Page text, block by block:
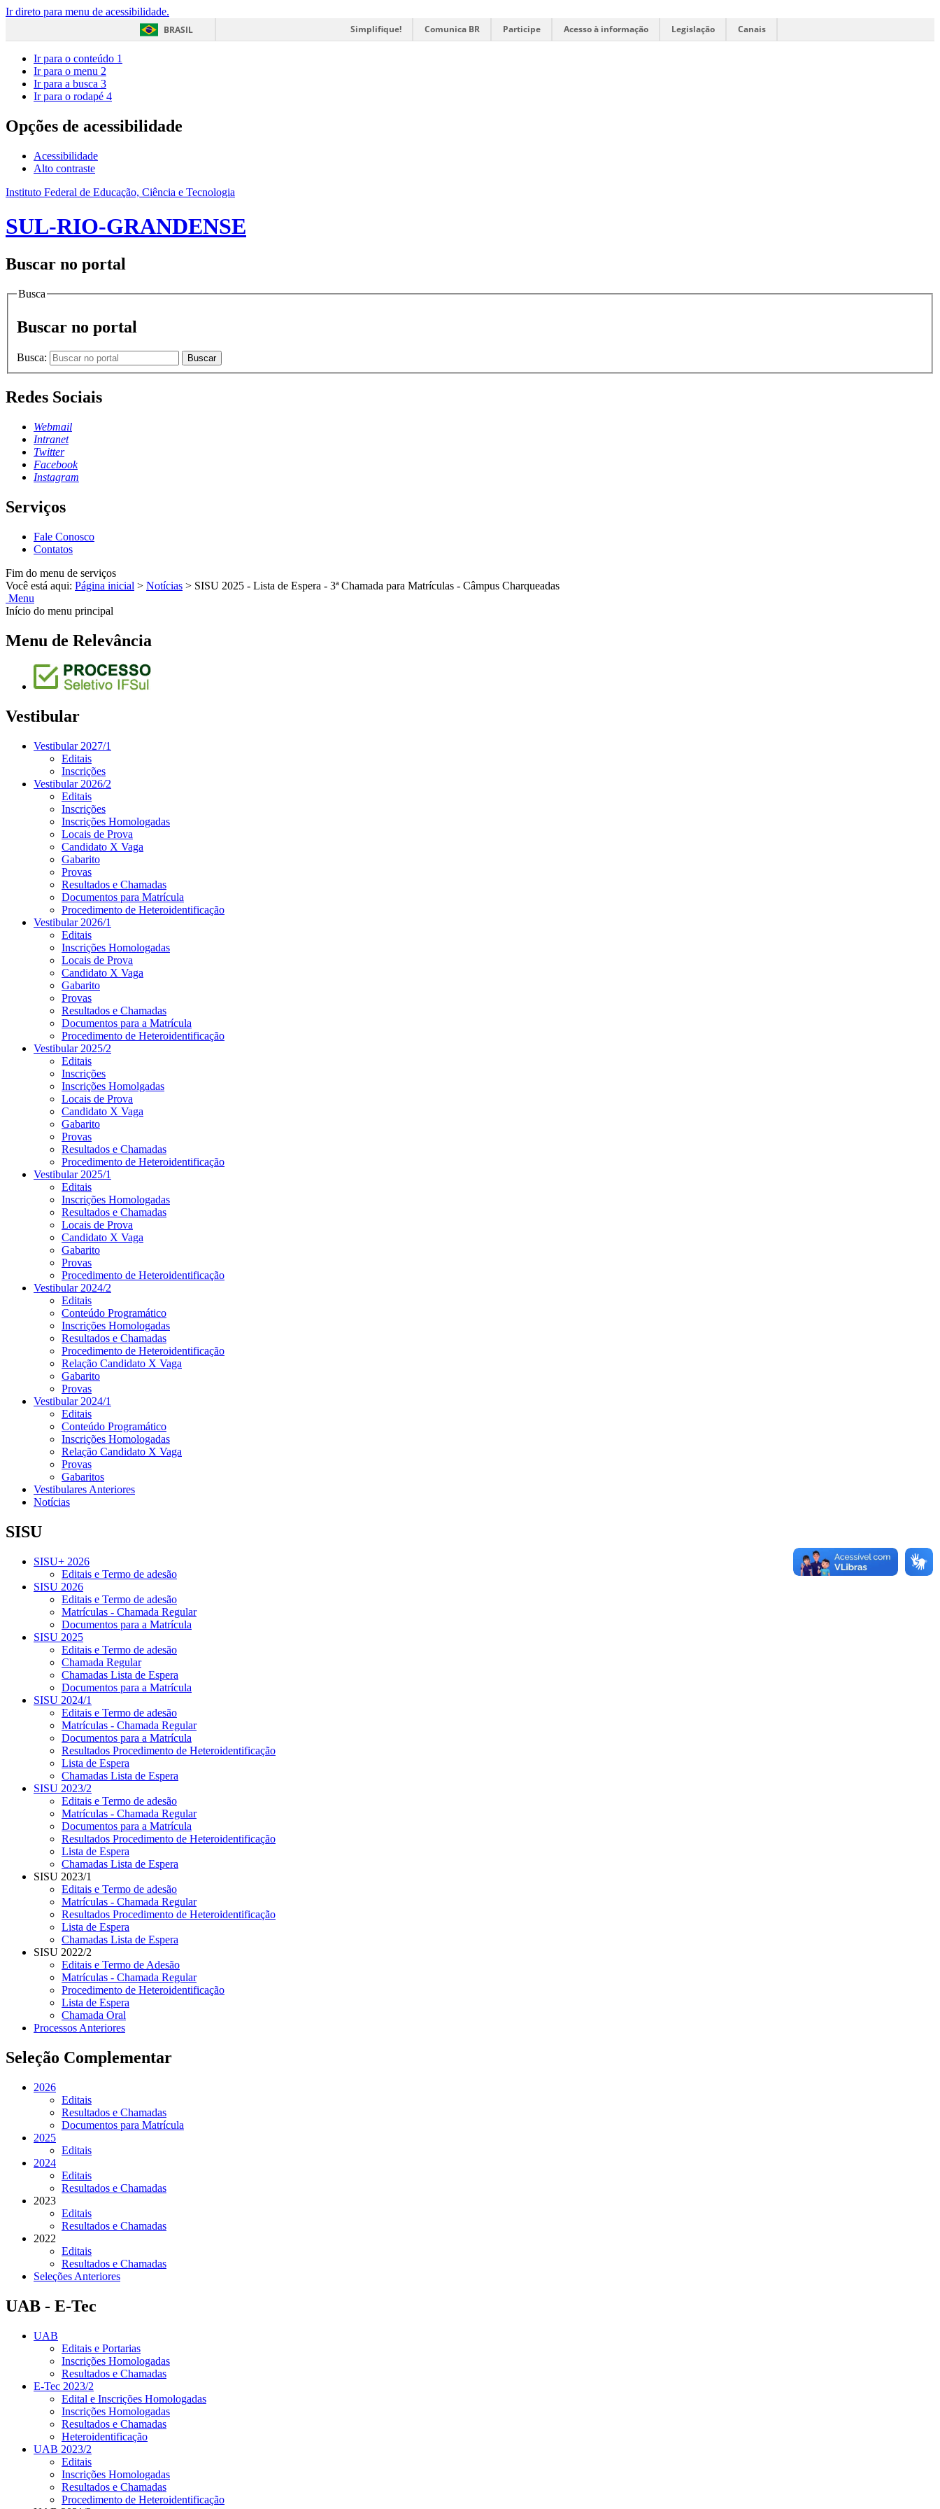
Ir direto para menu de acessibilidade.
BRASIL
Simplifique! Comunica BR Participe Acesso à informação Legislação Canais
Ir para o conteúdo 1
Ir para o menu 2
Ir para a busca 3
Ir para o rodapé 4
Opções de acessibilidade
Acessibilidade
Alto contraste
Instituto Federal de Educação, Ciência e Tecnologia
SUL-RIO-GRANDENSE
Buscar no portal
Busca
Buscar no portal
Busca: Buscar
Redes Sociais
Webmail
Intranet
Twitter
Facebook
Instagram
Serviços
Fale Conosco
Contatos
Fim do menu de serviços
Você está aqui: Página inicial > Notícias > SISU 2025 - Lista de Espera - 3ª Chamada para Matrículas - Câmpus Charqueadas
Menu
Início do menu principal
Menu de Relevância
Vestibular
Vestibular 2027/1
Editais
Inscrições
Vestibular 2026/2
Editais
Inscrições
Inscrições Homologadas
Locais de Prova
Candidato X Vaga
Gabarito
Provas
Resultados e Chamadas
Documentos para Matrícula
Procedimento de Heteroidentificação
Vestibular 2026/1
Editais
Inscrições Homologadas
Locais de Prova
Candidato X Vaga
Gabarito
Provas
Resultados e Chamadas
Documentos para a Matrícula
Procedimento de Heteroidentificação
Vestibular 2025/2
Editais
Inscrições
Inscrições Homolgadas
Locais de Prova
Candidato X Vaga
Gabarito
Provas
Resultados e Chamadas
Procedimento de Heteroidentificação
Vestibular 2025/1
Editais
Inscrições Homologadas
Resultados e Chamadas
Locais de Prova
Candidato X Vaga
Gabarito
Provas
Procedimento de Heteroidentificação
Vestibular 2024/2
Editais
Conteúdo Programático
Inscrições Homologadas
Resultados e Chamadas
Procedimento de Heteroidentificação
Relação Candidato X Vaga
Gabarito
Provas
Vestibular 2024/1
Editais
Conteúdo Programático
Inscrições Homologadas
Relação Candidato X Vaga
Provas
Gabaritos
Vestibulares Anteriores
Notícias
SISU
SISU+ 2026
Editais e Termo de adesão
SISU 2026
Editais e Termo de adesão
Matrículas - Chamada Regular
Documentos para a Matrícula
SISU 2025
Editais e Termo de adesão
Chamada Regular
Chamadas Lista de Espera
Documentos para a Matrícula
SISU 2024/1
Editais e Termo de adesão
Matrículas - Chamada Regular
Documentos para a Matrícula
Resultados Procedimento de Heteroidentificação
Lista de Espera
Chamadas Lista de Espera
SISU 2023/2
Editais e Termo de adesão
Matrículas - Chamada Regular
Documentos para a Matrícula
Resultados Procedimento de Heteroidentificação
Lista de Espera
Chamadas Lista de Espera
SISU 2023/1
Editais e Termo de adesão
Matrículas - Chamada Regular
Resultados Procedimento de Heteroidentificação
Lista de Espera
Chamadas Lista de Espera
SISU 2022/2
Editais e Termo de Adesão
Matrículas - Chamada Regular
Procedimento de Heteroidentificação
Lista de Espera
Chamada Oral
Processos Anteriores
Seleção Complementar
2026
Editais
Resultados e Chamadas
Documentos para Matrícula
2025
Editais
2024
Editais
Resultados e Chamadas
2023
Editais
Resultados e Chamadas
2022
Editais
Resultados e Chamadas
Seleções Anteriores
UAB - E-Tec
UAB
Editais e Portarias
Inscrições Homologadas
Resultados e Chamadas
E-Tec 2023/2
Edital e Inscrições Homologadas
Inscrições Homologadas
Resultados e Chamadas
Heteroidentificação
UAB 2023/2
Editais
Inscrições Homologadas
Resultados e Chamadas
Procedimento de Heteroidentificação